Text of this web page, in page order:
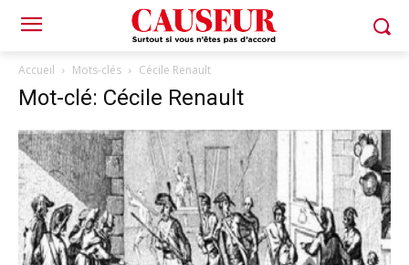
Accueil Mots-clés Cécile Renault
Mot-clé: Cécile Renault